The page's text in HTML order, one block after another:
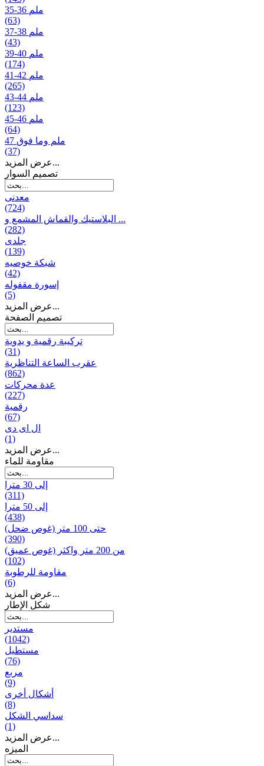
35-36 ملم
(63)
37-38 ملم
(43)
39-40 ملم
(174)
41-42 ملم
(265)
43-44 ملم
(123)
45-46 ملم
(64)
47 ملم وما فوق
(37)
عرض المزيد...
تصمیم السوار
معدنی
(724)
البلاستيك والقماش المشمع و ...
(282)
جلدی
(139)
شبكة خوصیه
(42)
إسورة مقفوله
(5)
عرض المزيد...
تصميم الصفحة
تركيبة رقمية و يدوية
(31)
عقرب الساعة التناظرية
(862)
عدة محركات
(227)
رقمية
(67)
ال ای دی
(1)
عرض المزيد...
مقاومة للماء
إلى 30 مترا
(311)
إلى 50 مترا
(438)
حتى 100 متر (غوص ضحل)
(390)
من 200 متر واکثر (غوص عميق)
(102)
مقاومة للرطوبة
(6)
عرض المزيد...
شكل الإطار
مستدير
(1042)
مستطيل
(76)
مربع
(9)
أشكال أخرى
(8)
سداسي الشكل
(1)
عرض المزيد...
المیزه